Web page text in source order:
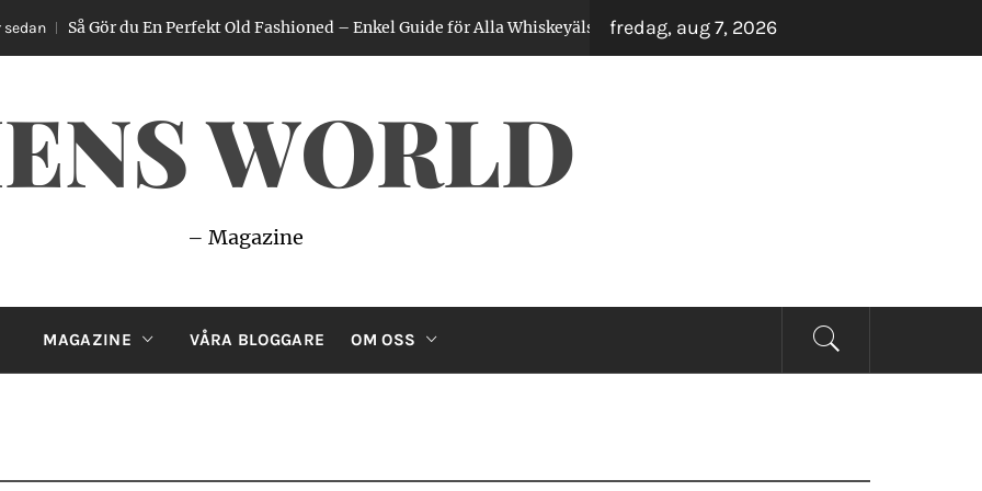
du En Perfekt Old Fashioned – Enkel Guide för Alla Whiskeyälskare 2 år sedan Klockor som Skriker Lyx – Utan att
fredag, aug 7, 2026
WORLD
– Magazine
MAGAZINE VÅRA BLOGGARE OM OSS